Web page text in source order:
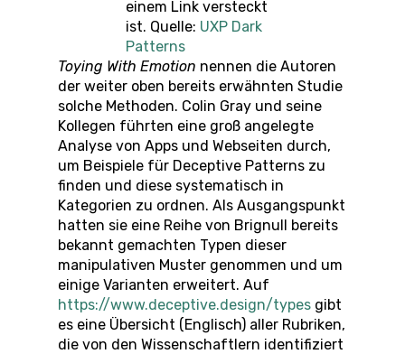
einem Link versteckt
ist. Quelle: UXP Dark
Patterns
Toying With Emotion nennen die Autoren
der weiter oben bereits erwähnten Studie
solche Methoden. Colin Gray und seine
Kollegen führten eine groß angelegte
Analyse von Apps und Webseiten durch,
um Beispiele für Deceptive Patterns zu
finden und diese systematisch in
Kategorien zu ordnen. Als Ausgangspunkt
hatten sie eine Reihe von Brignull bereits
bekannt gemachten Typen dieser
manipulativen Muster genommen und um
einige Varianten erweitert. Auf
https://www.deceptive.design/types gibt
es eine Übersicht (Englisch) aller Rubriken,
die von den Wissenschaftlern identifiziert